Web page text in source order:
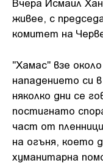
Вчера Исмаил
живее, с
комитет на
"Хамас" взе
нападението си
няколко дни се
постигнато
част от
на огъня, което
хуманитарна